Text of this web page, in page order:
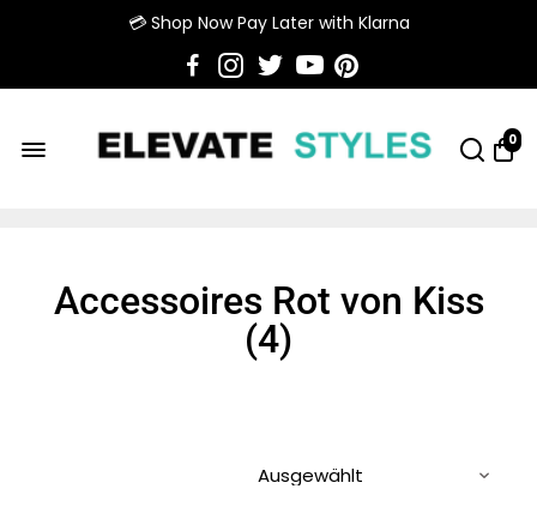
💳 Shop Now Pay Later with Klarna
0
Accessoires Rot von Kiss
(4)